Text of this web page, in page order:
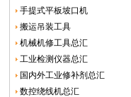
手提式平板坡口机
搬运吊装工具
机械机修工具总汇
工业检测仪器总汇
国内外工业修补剂总汇
数控绕线机总汇